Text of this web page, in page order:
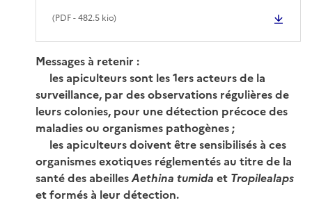
(PDF- 482.5 kio)
Messages à retenir :
les apiculteurs sont les 1ers acteurs de la
surveillance, par des observations régulières de
leurs colonies, pour une détection précoce des
maladies ou organismes pathogènes ;
les apiculteurs doivent être sensibilisés à ces
organismes exotiques réglementés au titre de la
santé des abeillesAethina tumida et Tropilealaps
et formés à leur détection.